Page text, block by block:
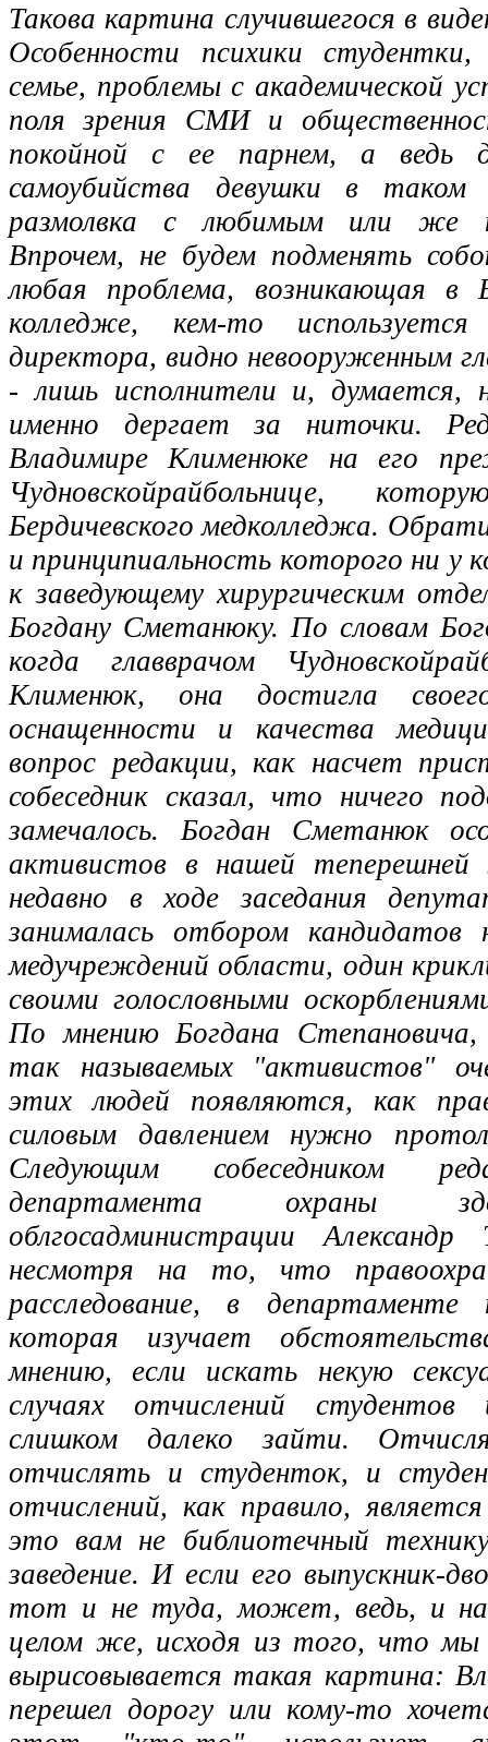
Такова картина случившегося в
Особенности психики
семье, проблемы с академической
поля зрения СМИ и
покойной с ее парнем, а ведь
самоубийства девушки в
размолвка с любимым или же
Впрочем, не будем подменять
любая проблема, возникающая в
колледже, кем-то
директора, видно невооруженным
- лишь исполнители и,
именно дергает за ниточки.
Владимире Клименюке на его
Чудновскойрайбольнице,
Бердичевского медколледжа.
и принципиальность которого ни у
к заведующему хирургическим
Богдану Сметанюку. По словам
когда главврачом
Клименюк, она достигла
оснащенности и качества
вопрос редакции, как насчет
собеседник сказал, что ничего
замечалось. Богдан Сметанюк
активистов в нашей
недавно в ходе заседания
занималась отбором кандидатов
медучреждений области, один
своими голословными
По мнению Богдана Степановича,
так называемых "активистов"
этих людей появляются, как
силовым давлением нужно
Следующим собеседником
департамента охраны
облгосадминистрации
несмотря на то, что
расследование, в
которая изучает
мнению, если искать некую
случаях отчислений
слишком далеко зайти.
отчислять и студенток, и
отчислений, как правило,
это вам не библиотечный
заведение. И если его выпускник-
тот и не туда, может, ведь, и
целом же, исходя из того, что мы
вырисовывается такая картина:
перешел дорогу или кому-то